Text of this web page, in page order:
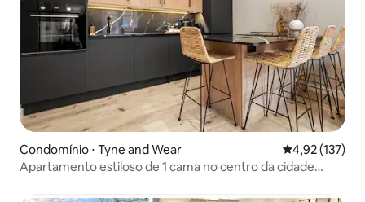
Condomínio ⋅ Tyne and Wear 4,92 de uma
4,92 (137)
Apartamento estiloso de 1 cama no centro da cidade